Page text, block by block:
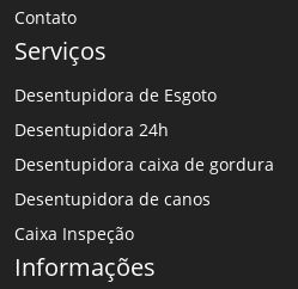
Contato
Serviços
Desentupidora de Esgoto
Desentupidora 24h
Desentupidora caixa de gordura
Desentupidora de canos
Caixa Inspeção
Informações